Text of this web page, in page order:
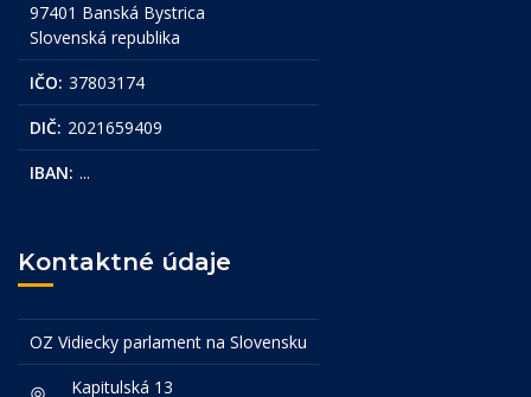
97401 Banská Bystrica
Slovenská republika
IČO: 37803174
DIČ: 2021659409
IBAN: ...
Kontaktné údaje
OZ Vidiecky parlament na Slovensku
Kapitulská 13